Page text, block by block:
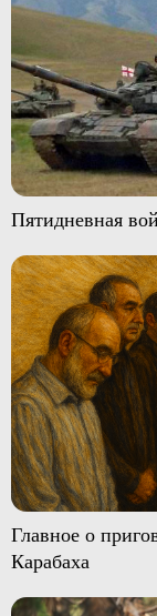
Пятидневная
Главное о
Карабаха